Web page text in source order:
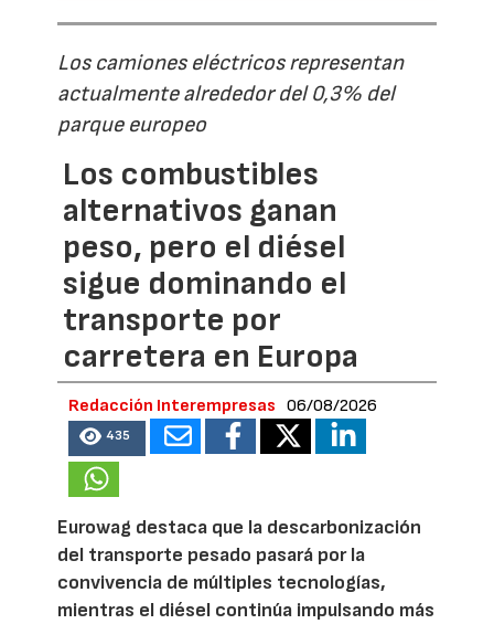
Los camiones eléctricos representan
actualmente alrededor del 0,3% del
parque europeo
Los combustibles
alternativos ganan
peso, pero el diésel
sigue dominando el
transporte por
carretera en Europa
Redacción Interempresas 06/08/2026
435
Eurowag destaca que la descarbonización
del transporte pesado pasará por la
convivencia de múltiples tecnologías,
mientras el diésel continúa impulsando más